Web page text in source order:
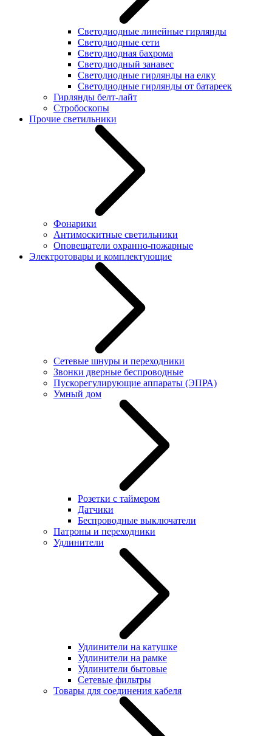
Светодиодные линейные гирлянды
Светодиодные сети
Светодиодная бахрома
Светодиодный занавес
Светодиодные гирлянды на елку
Светодиодные гирлянды от батареек
Гирлянды белт-лайт
Стробоскопы
Прочие светильники
Фонарики
Антимоскитные светильники
Оповещатели охранно-пожарные
Электротовары и комплектующие
Сетевые шнуры и переходники
Звонки дверные беспроводные
Пускорегулирующие аппараты (ЭПРА)
Умный дом
Розетки с таймером
Датчики
Беспроводные выключатели
Патроны и переходники
Удлинители
Удлинители на катушке
Удлинители на рамке
Удлинители бытовые
Сетевые фильтры
Товары для соединения кабеля